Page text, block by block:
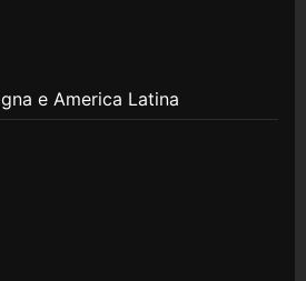
e America Latina